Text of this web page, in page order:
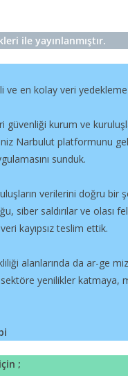
ile yayınlanmıştır.
ve en kolay veri
güvenliği kurum ve
Narbulut platformunu
sunduk.
verilerini doğru bir
siber saldırılar ve olası
kayıpsız teslim ettik.
alanlarında da ar-ge
yenilikler katmaya,
;